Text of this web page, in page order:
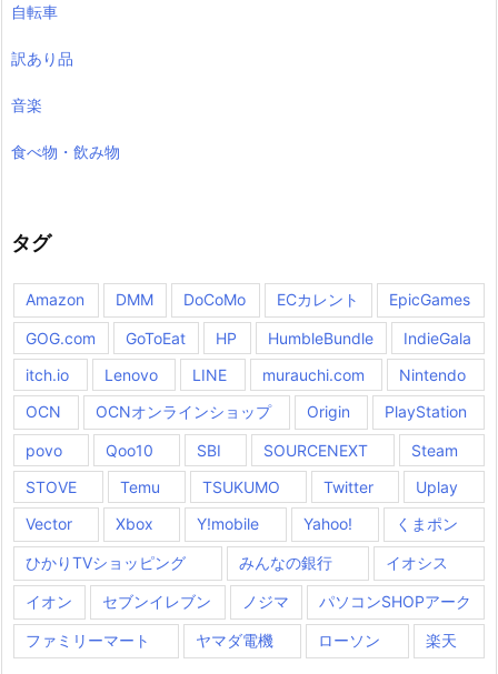
自転車
訳あり品
音楽
食べ物・飲み物
タグ
Amazon DMM DoCoMo ECカレント EpicGames
GOG.com GoToEat HP HumbleBundle
IndieGala
itch.io
Lenovo LINE murauchi.com
Nintendo
OCN
OCNオンラインショップ Origin PlayStation
povo Qoo10 SBI SOURCENEXT
Steam
STOVE
Temu TSUKUMO Twitter
Uplay
Vector
Xbox Y!mobile Yahoo! くまポン
ひかりTVショッピング みんなの銀行 イオシス
イオン セブンイレブン ノジマ パソコンSHOPアーク
ファミリーマート ヤマダ電機 ローソン 楽天